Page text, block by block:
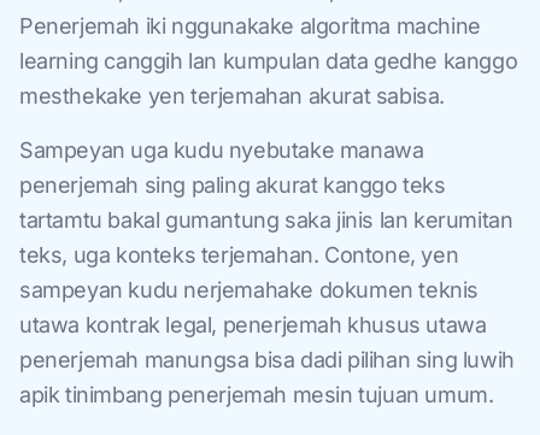
Penerjemah iki nggunakake algoritma machine
learning canggih lan kumpulan data gedhe kanggo
mesthekake yen terjemahan akurat sabisa.
Sampeyan uga kudu nyebutake manawa
penerjemah sing paling akurat kanggo teks
tartamtu bakal gumantung saka jinis lan kerumitan
teks, uga konteks terjemahan. Contone, yen
sampeyan kudu nerjemahake dokumen teknis
utawa kontrak legal, penerjemah khusus utawa
penerjemah manungsa bisa dadi pilihan sing luwih
apik tinimbang penerjemah mesin tujuan umum.